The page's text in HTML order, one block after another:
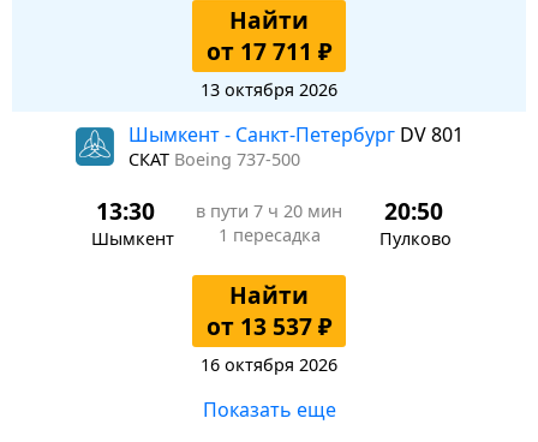
Найти
от 17 711 ₽
13 октября 2026
Шымкент - Санкт-Петербург DV 801
СКАТ Boeing 737-500
13:30
Шымкент
в пути 7 ч 20 мин
1 пересадка
20:50
Пулково
Найти
от 13 537 ₽
16 октября 2026
Показать еще